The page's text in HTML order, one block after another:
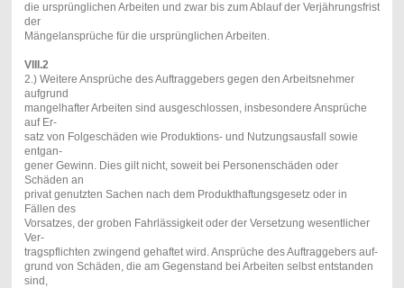
die ursprünglichen Arbeiten und zwar bis zum Ablauf der Verjährungsfrist
der
Mängelansprüche für die ursprünglichen Arbeiten.
VIII.2
2.) Weitere Ansprüche des Auftraggebers gegen den Arbeitsnehmer
aufgrund
mangelhafter Arbeiten sind ausgeschlossen, insbesondere Ansprüche
auf Er-
satz von Folgeschäden wie Produktions- und Nutzungsausfall sowie
entgan-
gener Gewinn. Dies gilt nicht, soweit bei Personenschäden oder
Schäden an
privat genutzten Sachen nach dem Produkthaftungsgesetz oder in
Fällen des
Vorsatzes, der groben Fahrlässigkeit oder der Versetzung wesentlicher
Ver-
tragspflichten zwingend gehaftet wird. Ansprüche des Auftraggebers auf-
grund von Schäden, die am Gegenstand bei Arbeiten selbst entstanden
sind,